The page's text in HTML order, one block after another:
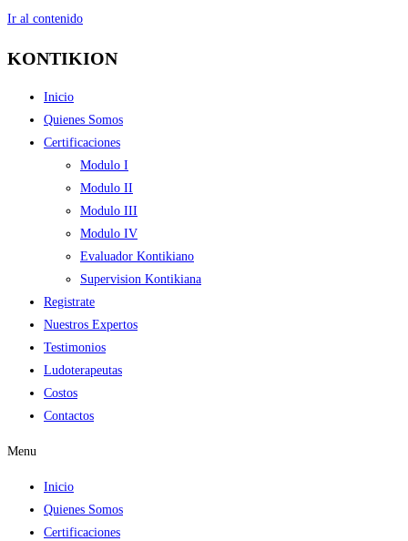
Ir al contenido
KONTIKION
Inicio
Quienes Somos
Certificaciones
Modulo I
Modulo II
Modulo III
Modulo IV
Evaluador Kontikiano
Supervision Kontikiana
Registrate
Nuestros Expertos
Testimonios
Ludoterapeutas
Costos
Contactos
Menu
Inicio
Quienes Somos
Certificaciones